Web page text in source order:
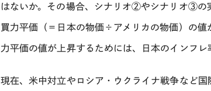
はないか。その場合、シナリオ②やシナリオ③の
買力平価（＝日本の物価÷アメリカの物価）の
力平価の値が上昇するためには、日本のインフ
現在、米中対立やロシア・ウクライナ戦争など